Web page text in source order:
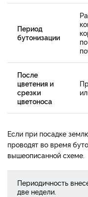
Период
бутонизации
После
цветения и
срезки
цветоноса
Если при посадке
проводят во время
вышеописанной схеме.
Периодичность
две недели.